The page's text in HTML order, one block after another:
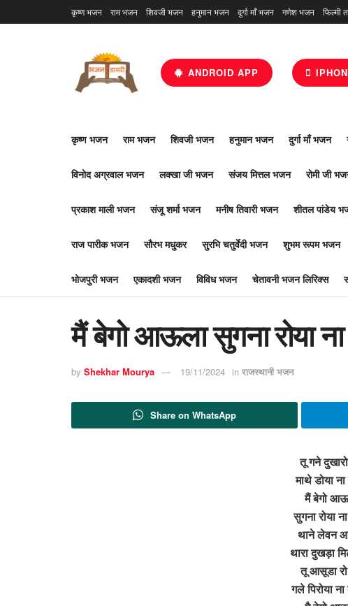
कृष्ण भजन राम भजन शिवजी भजन हनुमान भजन दुर्गा माँ भजन गणेश भजन फिल्मी
ANDROID APP
कृष्ण भजन राम भजन शिवजी भजन हनुमान भजन दुर्गा माँ भजन
विनोद अग्रवाल भजन लक्खा जी भजन संजय मित्तल भजन रोमी जी
प्रकाश माली भजन संजू शर्मा भजन मनीष तिवारी भजन शीतल पांडेय
राज पारीक भजन सौरभ मधुकर सुरभि चतुर्वेदी भजन शुभम रूपम भजन
भोजपुरी भजन एकादशी भजन विविध भजन चेतावनी भजन लिरिक्स
मैं बेगो आऊला सुगना रोया
by Shekhar Mourya 19/11/2024 in राजस्थानी भजन
Share on WhatsApp
तू गने
माथे डोया
मैं बेगो
सुगना रोया
थाने लेवन
थारा दुखड़ा
तू आसूडा रो
गले पिरोया